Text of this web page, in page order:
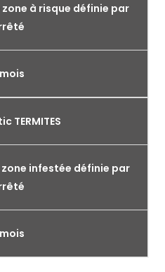
à risque définie par
TERMITES
infestée définie par